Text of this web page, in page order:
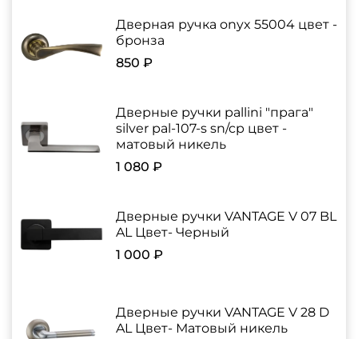
Дверная ручка onyx 55004 цвет -
бронза
850 ₽
Дверные ручки pallini "прага"
silver pal-107-s sn/cp цвет -
матовый никель
1 080 ₽
Дверные ручки VANTAGE V 07 BL
AL Цвет- Черный
1 000 ₽
Дверные ручки VANTAGE V 28 D
AL Цвет- Матовый никель